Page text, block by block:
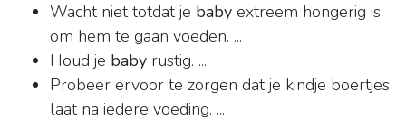
Wacht niet totdat je baby extreem hongerig is
om hem te gaan voeden. ...
Houd je baby rustig. ...
Probeer ervoor te zorgen dat je kindje boertjes
laat na iedere voeding. ...